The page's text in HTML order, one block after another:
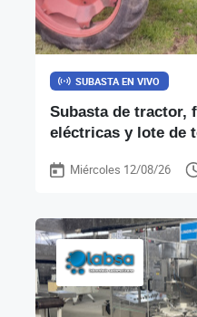
SUBASTA EN VIVO
Subasta de tractor,
eléctricas y lote de
Miércoles 12/08/26